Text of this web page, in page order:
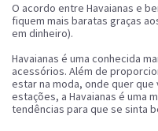
O acordo entre Havaianas e
fiquem mais baratas graças
em dinheiro).
Havaianas é uma conhecida
acessórios. Além de
estar na moda, onde quer
estações, a Havaianas é uma
tendências para que se sinta